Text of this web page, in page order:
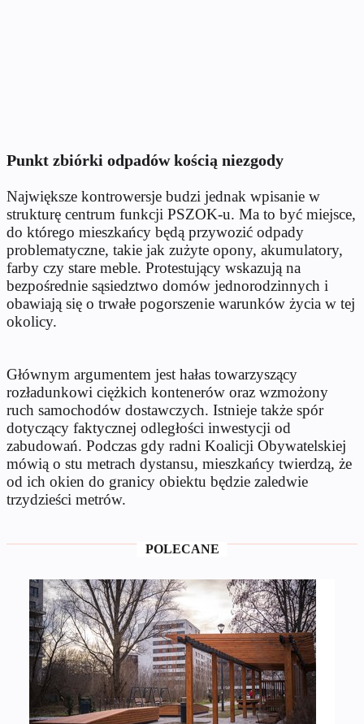
Punkt zbiórki odpadów kością niezgody
Największe kontrowersje budzi jednak wpisanie w
strukturę centrum funkcji PSZOK-u. Ma to być miejsce,
do którego mieszkańcy będą przywozić odpady
problematyczne, takie jak zużyte opony, akumulatory,
farby czy stare meble. Protestujący wskazują na
bezpośrednie sąsiedztwo domów jednorodzinnych i
obawiają się o trwałe pogorszenie warunków życia w tej
okolicy.
Głównym argumentem jest hałas towarzyszący
rozładunkowi ciężkich kontenerów oraz wzmożony
ruch samochodów dostawczych. Istnieje także spór
dotyczący faktycznej odległości inwestycji od
zabudowań. Podczas gdy radni Koalicji Obywatelskiej
mówią o stu metrach dystansu, mieszkańcy twierdzą, że
od ich okien do granicy obiektu będzie zaledwie
trzydzieści metrów.
POLECANE